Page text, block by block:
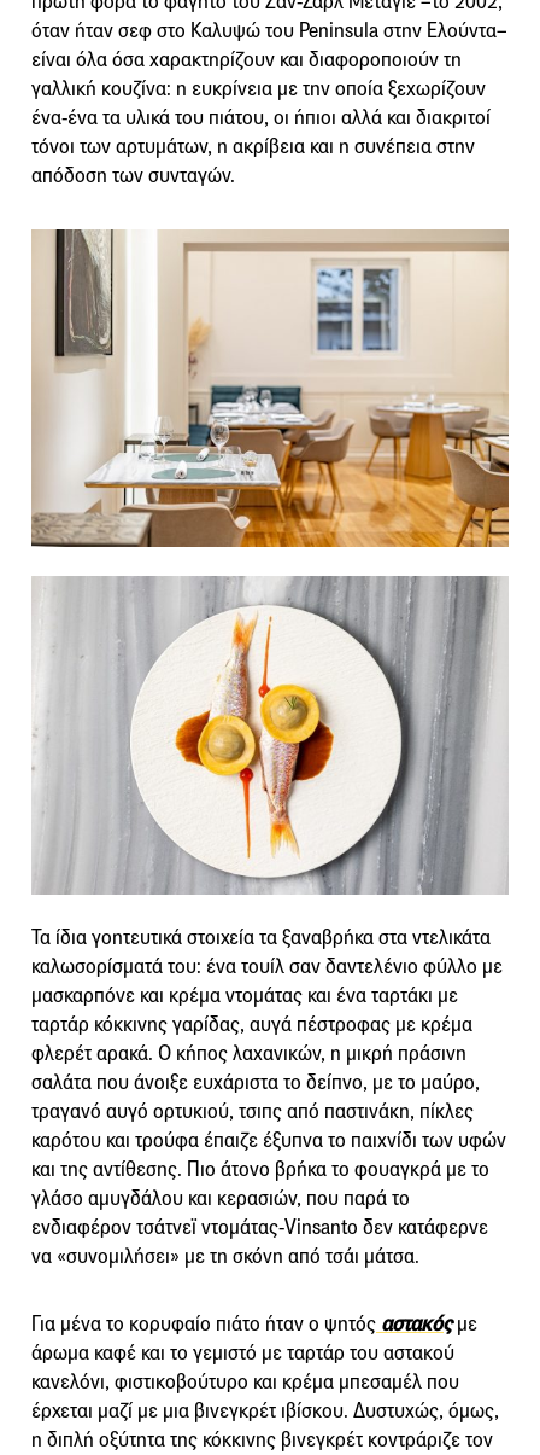
όταν ήταν σεφ στο Καλυψώ του Peninsula στην Ελούντα–
είναι όλα όσα χαρακτηρίζουν και διαφοροποιούν τη
γαλλική κουζίνα: η ευκρίνεια με την οποία ξεχωρίζουν
ένα-ένα τα υλικά του πιάτου, οι ήπιοι αλλά και διακριτοί
τόνοι των αρτυμάτων, η ακρίβεια και η συνέπεια στην
απόδοση των συνταγών.
Τα ίδια γοητευτικά στοιχεία τα ξαναβρήκα στα ντελικάτα
καλωσορίσματά του: ένα τουίλ σαν δαντελένιο φύλλο με
μασκαρπόνε και κρέμα ντομάτας και ένα ταρτάκι με
ταρτάρ κόκκινης γαρίδας, αυγά πέστροφας με κρέμα
φλερέτ αρακά. Ο κήπος λαχανικών, η μικρή πράσινη
σαλάτα που άνοιξε ευχάριστα το δείπνο, με το μαύρο,
τραγανό αυγό ορτυκιού, τσιπς από παστινάκη, πίκλες
καρότου και τρούφα έπαιζε έξυπνα το παιχνίδι των υφών
και της αντίθεσης. Πιο άτονο βρήκα το φουαγκρά με το
γλάσο αμυγδάλου και κερασιών, που παρά το
ενδιαφέρον τσάτνεϊ ντομάτας-Vinsanto δεν κατάφερνε
να «συνομιλήσει» με τη σκόνη από τσάι μάτσα.
Για μένα το κορυφαίο πιάτο ήταν ο ψητός αστακός με
άρωμα καφέ και το γεμιστό με ταρτάρ του αστακού
κανελόνι, φιστικοβούτυρο και κρέμα μπεσαμέλ που
έρχεται μαζί με μια βινεγκρέτ ιβίσκου. Δυστυχώς, όμως,
η διπλή οξύτητα της κόκκινης βινεγκρέτ κοντράριζε τον